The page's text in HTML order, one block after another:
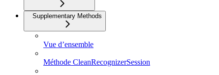
Supplementary Methods
Vue d’ensemble
Méthode CleanRecognizerSession